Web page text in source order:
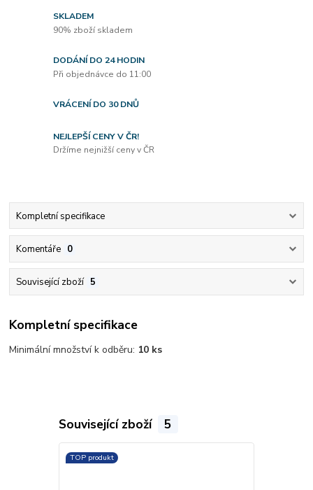
SKLADEM
90% zboží skladem
DODÁNÍ DO 24 HODIN
Při objednávce do 11:00
VRÁCENÍ DO 30 DNŮ
NEJLEPŠÍ CENY V ČR!
Držíme nejnižší ceny v ČR
Kompletní specifikace
Komentáře 0
Související zboží 5
Kompletní specifikace
Minimální množství k odběru: 10 ks
Související zboží 5
TOP produkt